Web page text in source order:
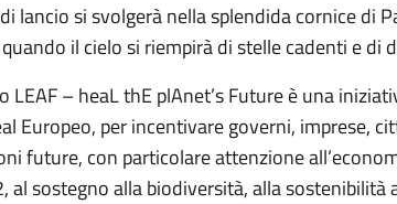
lancio si svolgerà nella splendida cornice di
il cielo si riempirà di stelle cadenti e di
LEAF – heaL thE plAnet’s Future è una
Europeo, per incentivare governi, imprese,
future, con particolare attenzione
al sostegno alla biodiversità, alla sostenibilità